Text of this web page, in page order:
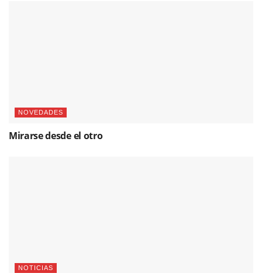
NOVEDADES
Mirarse desde el otro
NOTICIAS